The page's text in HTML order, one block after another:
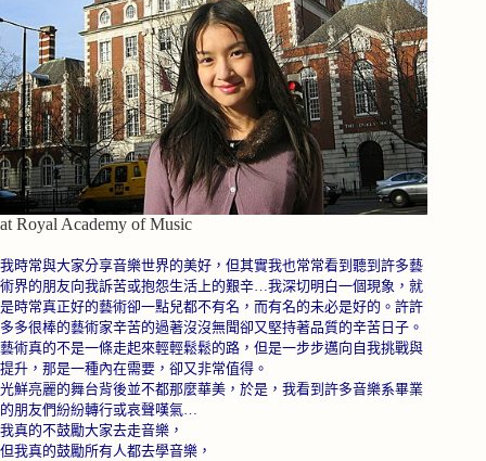
at Royal Academy of Music
我時常與大家分享音樂世界的美好，但其實我也常常看到聽到許多藝
術界的朋友向我訴苦或抱怨生活上的艱辛…我深切明白一個現象，就
是時常真正好的藝術卻一點兒都不有名，而有名的未必是好的。許許
多多很棒的藝術家辛苦的過著沒沒無聞卻又堅持著品質的辛苦日子。
藝術真的不是一條走起來輕輕鬆鬆的路，但是一步步邁向自我挑戰與
提升，那是一種內在需要，卻又非常值得。
光鮮亮麗的舞台背後並不都那麼華美，於是，我看到許多音樂系畢業
的朋友們紛紛轉行或哀聲嘆氣…
我真的不鼓勵大家去走音樂，
但我真的鼓勵所有人都去學音樂，